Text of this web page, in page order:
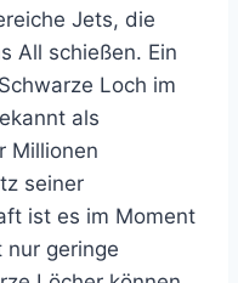
Jets, die
All schießen. Ein
Loch im
als
Millionen
seiner
ist es im Moment
nur geringe